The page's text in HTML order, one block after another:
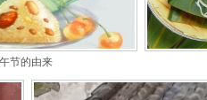
节的由来